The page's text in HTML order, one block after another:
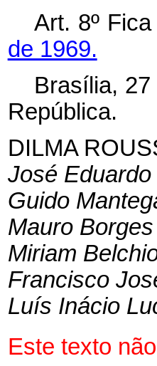
Art. 8º
de 1969.
Brasília, 27
República.
DILMA
José
Guido
Mauro
Miriam
Francisco
Luís Inácio
Este texto